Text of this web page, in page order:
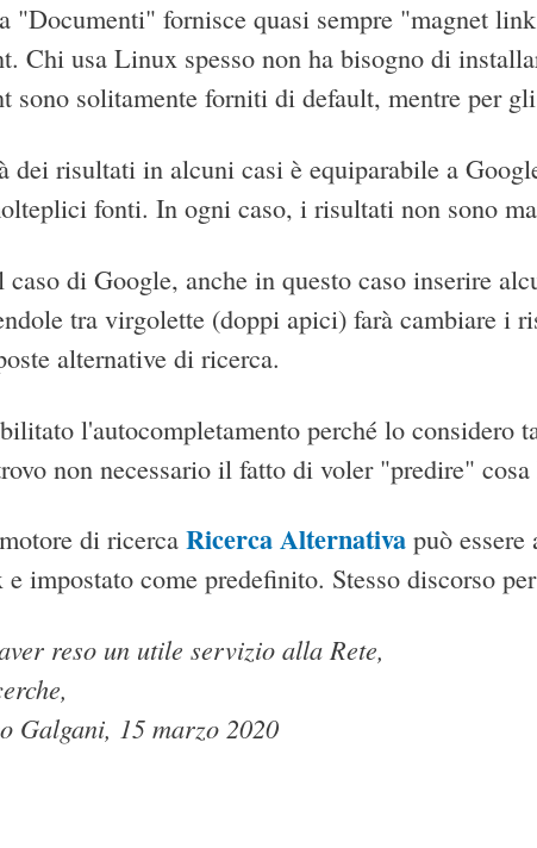
"Documenti" fornisce quasi sempre "magnet
Chi usa Linux spesso non ha bisogno di
sono solitamente forniti di default, mentre per
dei risultati in alcuni casi è equiparabile a
fonti. In ogni caso, i risultati non sono
caso di Google, anche in questo caso inserire
tra virgolette (doppi apici) farà cambiare i
alternative di ricerca.
l'autocompletamento perché lo considero
non necessario il fatto di voler "predire" cosa
di ricerca Ricerca Alternativa può
impostato come predefinito. Stesso discorso
reso un utile servizio alla Rete,
Galgani, 15 marzo 2020